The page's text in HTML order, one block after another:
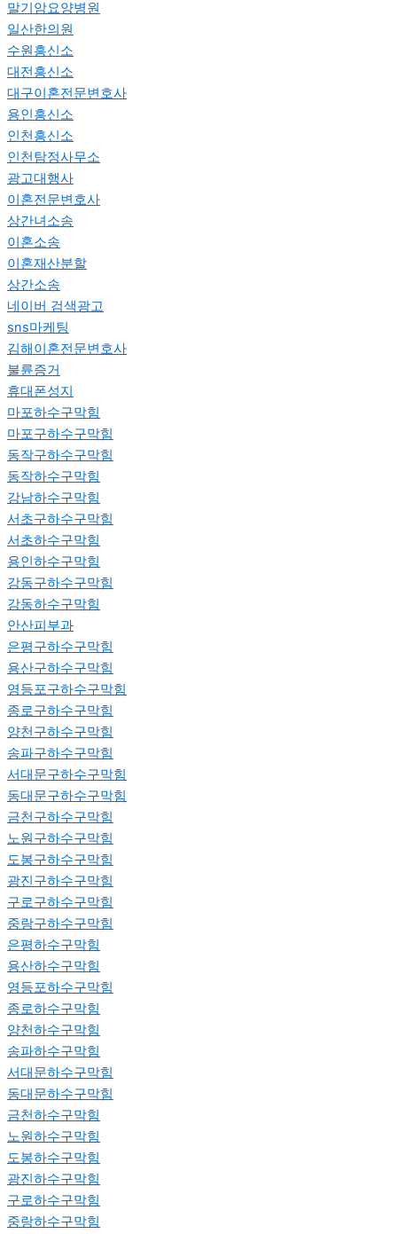
말기암요양병원
일산한의원
수원흥신소
대전흥신소
대구이혼전문변호사
용인흥신소
인천흥신소
인천탐정사무소
광고대행사
이혼전문변호사
상간녀소송
이혼소송
이혼재산분할
상간소송
네이버 검색광고
sns마케팅
김해이혼전문변호사
불륜증거
휴대폰성지
마포하수구막힘
마포구하수구막힘
동작구하수구막힘
동작하수구막힘
강남하수구막힘
서초구하수구막힘
서초하수구막힘
용인하수구막힘
강동구하수구막힘
강동하수구막힘
안산피부과
은평구하수구막힘
용산구하수구막힘
영등포구하수구막힘
종로구하수구막힘
양천구하수구막힘
송파구하수구막힘
서대문구하수구막힘
동대문구하수구막힘
금천구하수구막힘
노원구하수구막힘
도봉구하수구막힘
광진구하수구막힘
구로구하수구막힘
중랑구하수구막힘
은평하수구막힘
용산하수구막힘
영등포하수구막힘
종로하수구막힘
양천하수구막힘
송파하수구막힘
서대문하수구막힘
동대문하수구막힘
금천하수구막힘
노원하수구막힘
도봉하수구막힘
광진하수구막힘
구로하수구막힘
중랑하수구막힘